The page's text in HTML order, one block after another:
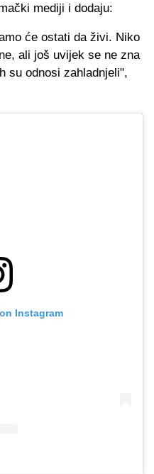
mediji i dodaju:
će ostati da živi. Niko
ali još uvijek se ne zna
su odnosi zahladnjeli",
Instagram